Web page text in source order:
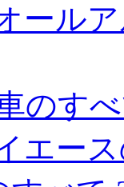
ール
のす
エー